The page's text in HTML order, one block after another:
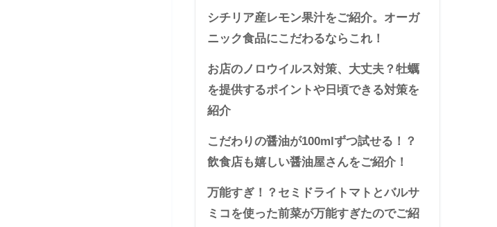
シチリア産レモン果汁をご紹介。オーガ
ニック食品にこだわるならこれ！
お店のノロウイルス対策、大丈夫？牡蠣
を提供するポイントや日頃できる対策を
紹介
こだわりの醤油が100mlずつ試せる！？
飲食店も嬉しい醤油屋さんをご紹介！
万能すぎ！？セミドライトマトとバルサ
ミコを使った前菜が万能すぎたのでご紹